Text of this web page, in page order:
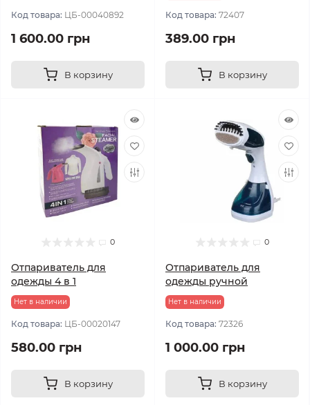
Код товара: ЦБ-00040892
1 600.00 грн
В корзину
Код товара: 72407
389.00 грн
В корзину
0
Отпариватель для
одежды 4 в 1
Нет в наличии
Код товара: ЦБ-00020147
580.00 грн
В корзину
0
Отпариватель для
одежды ручной
Нет в наличии
Код товара: 72326
1 000.00 грн
В корзину